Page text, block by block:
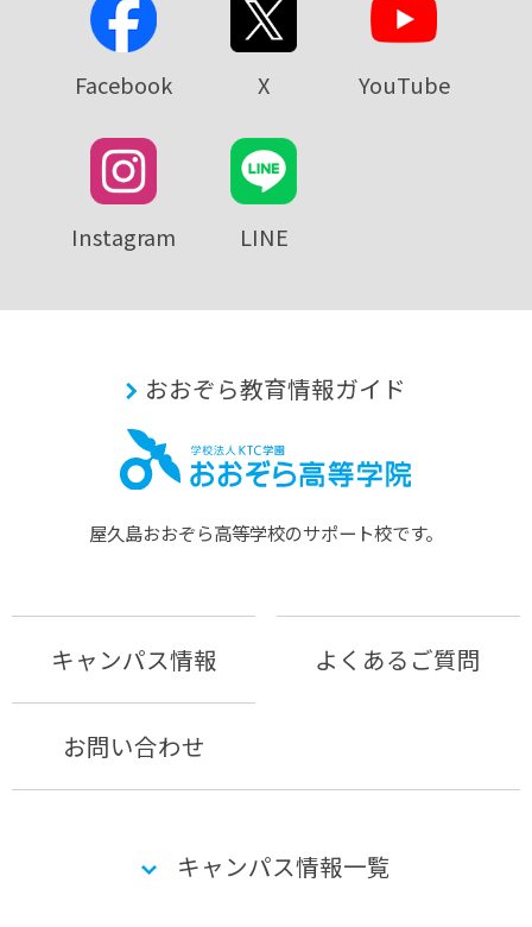
Facebook X YouTube
Instagram LINE
おおぞら教育情報ガイド
屋久島おおぞら⾼等学校のサポート校です。
キャンパス情報 よくあるご質問
お問い合わせ
キャンパス情報一覧